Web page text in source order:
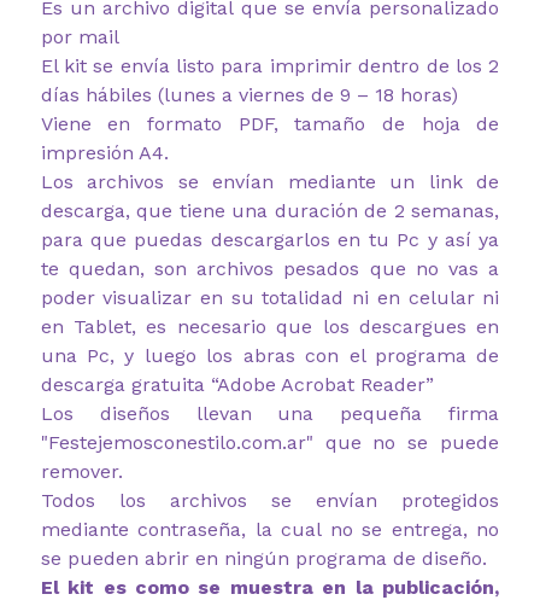
Es un archivo digital que se envía personalizado
por mail
El kit se envía listo para imprimir dentro de los 2
días hábiles (lunes a viernes de 9 – 18 horas)
Viene en formato PDF, tamaño de hoja de
impresión A4.
Los archivos se envían mediante un link de
descarga, que tiene una duración de 2 semanas,
para que puedas descargarlos en tu Pc y así ya
te quedan, son archivos pesados que no vas a
poder visualizar en su totalidad ni en celular ni
en Tablet, es necesario que los descargues en
una Pc, y luego los abras con el programa de
descarga gratuita “Adobe Acrobat Reader”
Los diseños llevan una pequeña firma
"Festejemosconestilo.com.ar" que no se puede
remover.
Todos los archivos se envían protegidos
mediante contraseña, la cual no se entrega, no
se pueden abrir en ningún programa de diseño.
El kit es como se muestra en la publicación,